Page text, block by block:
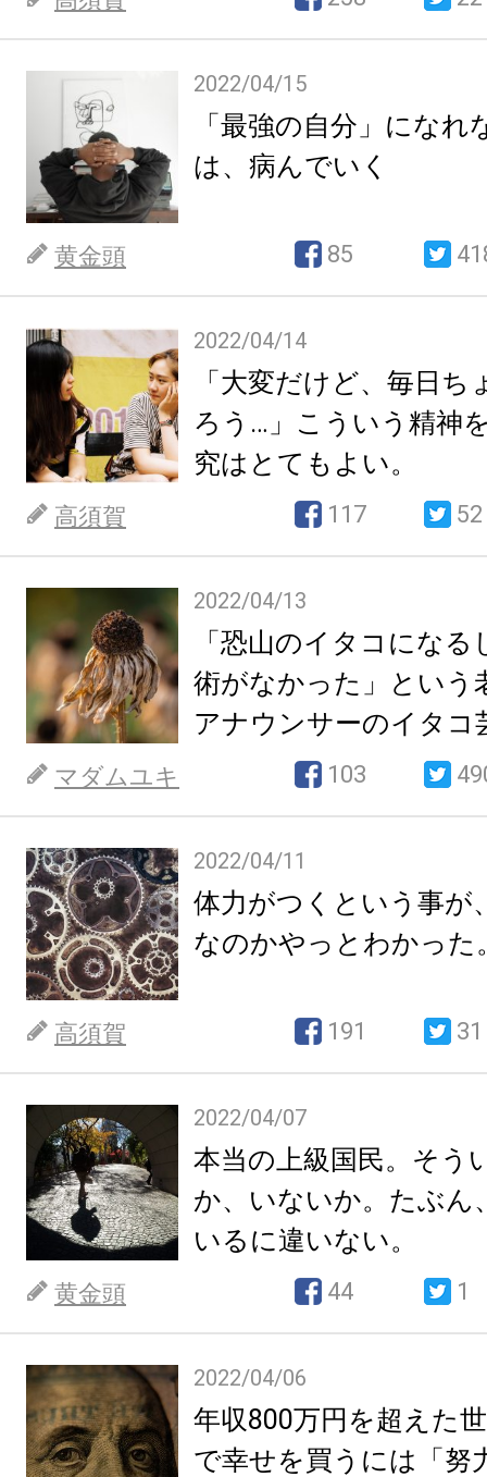
2022/04/15
「最強の自分」にな
は、病んでいく
黄金頭 85
2022/04/14
「大変だけど、毎日
ろう…」こういう精神
究はとてもよい。
高須賀 117 52
2022/04/13
「恐山のイタコにな
術がなかった」という
アナウンサーのイタコ
マダムユキ 103
2022/04/11
体力がつくという事が
なのかやっとわかった
高須賀 191 31
2022/04/07
本当の上級国民。そう
か、いないか。たぶん
いるに違いない。
黄金頭 44 1
2022/04/06
年収800万円を超えた
で幸せを買うには「努